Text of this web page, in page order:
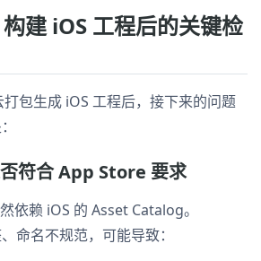
建 iOS 工程后的关键检
包生成 iOS 工程后，接下来的问题
符合 App Store 要求
依赖 iOS 的 Asset Catalog。
命名不规范，可能导致：